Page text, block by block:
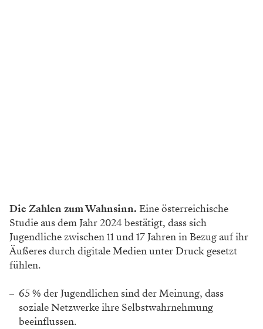
Die Zahlen zum Wahnsinn. Eine österreichische
Studie aus dem Jahr 2024 bestätigt, dass sich
Jugendliche zwischen 11 und 17 Jahren in Bezug auf ihr
Äußeres durch digitale Medien unter Druck gesetzt
fühlen.
65 % der Jugendlichen sind der Meinung, dass
soziale Netzwerke ihre Selbstwahrnehmung
beeinflussen.